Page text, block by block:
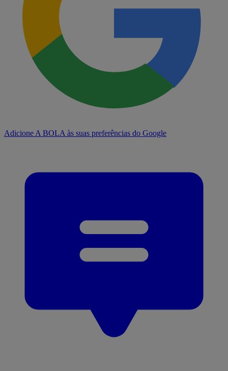
Adicione A BOLA às suas preferências do Google